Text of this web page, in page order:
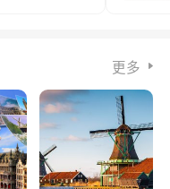
更多